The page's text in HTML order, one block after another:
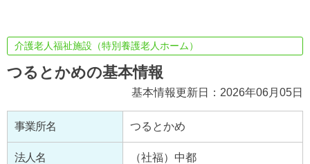
介護老人福祉施設（特別養護老人ホーム）
つるとかめの基本情報
基本情報更新日：2026年06月05日
事業所名 つるとかめ
法人名 （社福）中都